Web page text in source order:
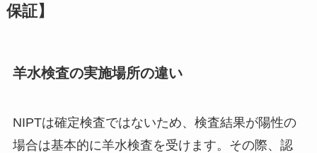
保証】
羊水検査の実施場所の違い
NIPTは確定検査ではないため、検査結果が陽性の
場合は基本的に羊水検査を受けます。その際、認